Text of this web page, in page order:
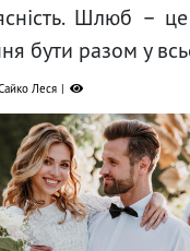
Шлюб –
бути разом у
Леся